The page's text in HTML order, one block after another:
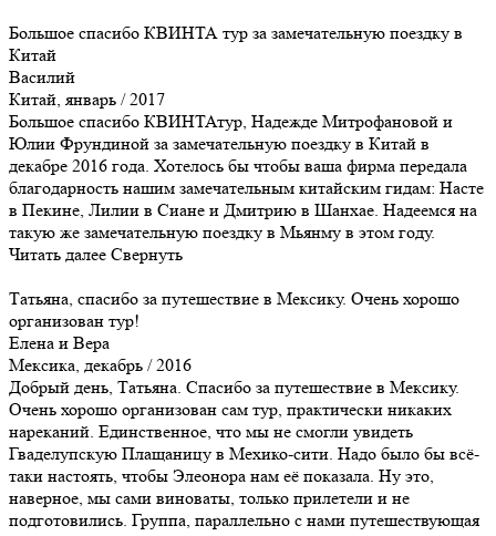
Большое спасибо КВИНТА тур за замечательную поездку в
Китай
Василий
Китай, январь / 2017
Большое спасибо КВИНТАтур, Надежде Митрофановой и
Юлии Фрундиной за замечательную поездку в Китай в
декабре 2016 года. Хотелось бы чтобы ваша фирма передала
благодарность нашим замечательным китайским гидам: Насте
в Пекине, Лилии в Сиане и Дмитрию в Шанхае. Надеемся на
такую же замечательную поездку в Мьянму в этом году.
Читать далее Свернуть
Татьяна, спасибо за путешествие в Мексику. Очень хорошо
организован тур!
Елена и Вера
Мексика, декабрь / 2016
Добрый день, Татьяна. Спасибо за путешествие в Мексику.
Очень хорошо организован сам тур, практически никаких
нареканий. Единственное, что мы не смогли увидеть
Гваделупскую Плащаницу в Мехико-сити. Надо было бы всё-
таки настоять, чтобы Элеонора нам её показала. Ну это,
наверное, мы сами виноваты, только прилетели и не
подготовились. Группа, параллельно с нами путешествующая